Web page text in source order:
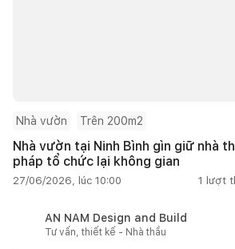
Nhà vườn Trên 200m2
Nhà vườn tại Ninh Bình gìn giữ nhà
pháp tổ chức lại không gian
27/06/2026, lúc 10:00 1 lượt
AN NAM Design and Build
Tư vấn, thiết kế - Nhà thầu